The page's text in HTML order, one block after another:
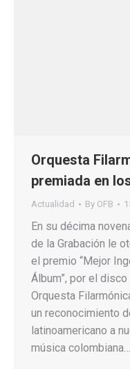
Orquesta
premiada en
Actualidad By OFB
En su décima
de la Grabación le
el premio “Mejor
Álbum”, por el
Orquesta
un reconocimiento
latinoamericano a
música colombiana…